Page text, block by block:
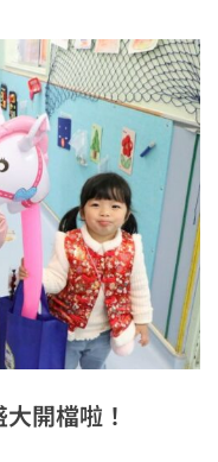
開檔啦！